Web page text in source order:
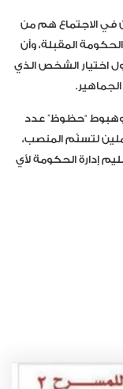
في الاجتماع هم من
المقبلة، وأن
اختيار الشخص الذي
وهبوط “حظوظ” عدد
لتسنّم المنصب،
إدارة الحكومة لأي